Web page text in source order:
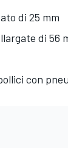
di 25 mm
di 56
con